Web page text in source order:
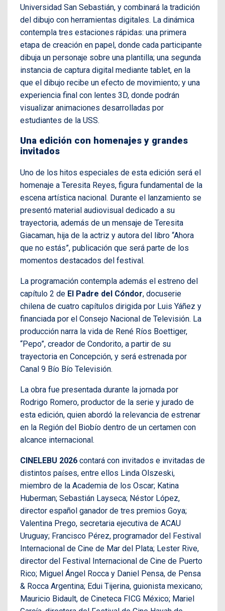
Universidad San Sebastián, y combinará la tradición
del dibujo con herramientas digitales. La dinámica
contempla tres estaciones rápidas: una primera
etapa de creación en papel, donde cada participante
dibuja un personaje sobre una plantilla; una segunda
instancia de captura digital mediante tablet, en la
que el dibujo recibe un efecto de movimiento; y una
experiencia final con lentes 3D, donde podrán
visualizar animaciones desarrolladas por
estudiantes de la USS.
Una edición con homenajes y grandes
invitados
Uno de los hitos especiales de esta edición será el
homenaje a Teresita Reyes, figura fundamental de la
escena artística nacional. Durante el lanzamiento se
presentó material audiovisual dedicado a su
trayectoria, además de un mensaje de Teresita
Giacaman, hija de la actriz y autora del libro “Ahora
que no estás”, publicación que será parte de los
momentos destacados del festival.
La programación contempla además el estreno del
capítulo 2 de El Padre del Cóndor, docuserie
chilena de cuatro capítulos dirigida por Luis Yáñez y
financiada por el Consejo Nacional de Televisión. La
producción narra la vida de René Ríos Boettiger,
“Pepo”, creador de Condorito, a partir de su
trayectoria en Concepción, y será estrenada por
Canal 9 Bío Bío Televisión.
La obra fue presentada durante la jornada por
Rodrigo Romero, productor de la serie y jurado de
esta edición, quien abordó la relevancia de estrenar
en la Región del Biobío dentro de un certamen con
alcance internacional.
CINELEBU 2026 contará con invitados e invitadas de
distintos países, entre ellos Linda Olszeski,
miembro de la Academia de los Oscar; Katina
Huberman; Sebastián Layseca; Néstor López,
director español ganador de tres premios Goya;
Valentina Prego, secretaria ejecutiva de ACAU
Uruguay; Francisco Pérez, programador del Festival
Internacional de Cine de Mar del Plata; Lester Rive,
director del Festival Internacional de Cine de Puerto
Rico; Miguel Ángel Rocca y Daniel Pensa, de Pensa
& Rocca Argentina; Edui Tijerina, guionista mexicano;
Mauricio Bidault, de Cineteca FICG México; Mariel